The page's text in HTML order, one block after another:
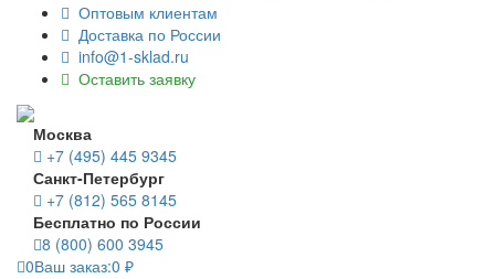
Оптовым клиентам
Доставка по России
info@1-sklad.ru
Оставить заявку
Москва
+7 (495) 445 9345
Санкт-Петербург
+7 (812) 565 8145
Бесплатно по России
8 (800) 600 3945
0Ваш заказ:0 ₽